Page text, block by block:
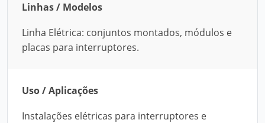
Linhas / Modelos
Linha Elétrica: conjuntos montados, módulos e
placas para interruptores.
Uso / Aplicações
Instalações elétricas para interruptores e